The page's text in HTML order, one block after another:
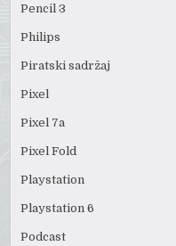
Pencil 3
Philips
Piratski sadržaj
Pixel
Pixel 7a
Pixel Fold
Playstation
Playstation 6
Podcast